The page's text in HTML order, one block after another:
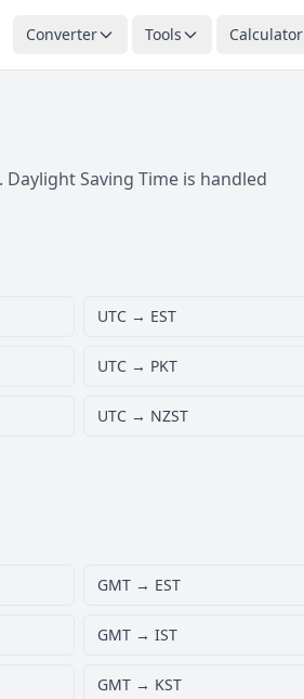
Converter Tools Calculator
Saving Time is handled
UTC → EST
UTC → PKT
UTC → NZST
GMT → EST
GMT → IST
GMT → KST